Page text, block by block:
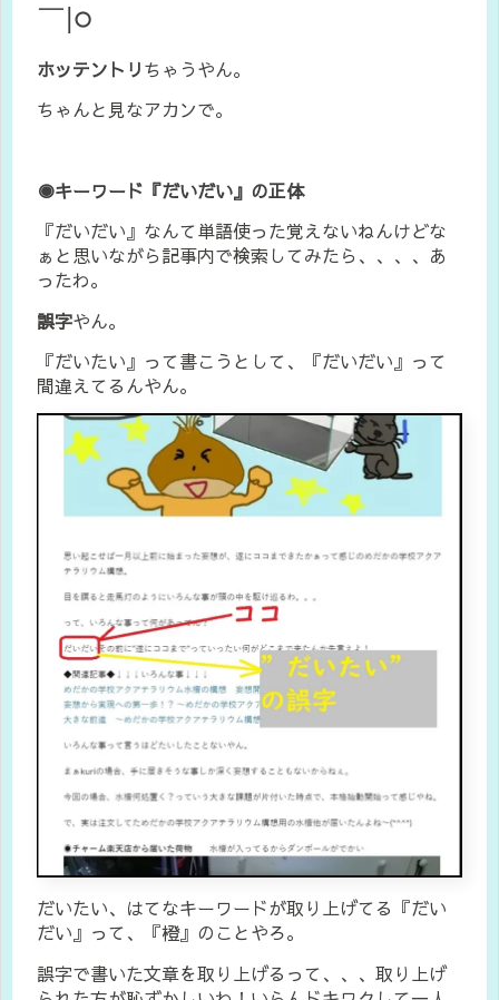
￣|○
ホッテントリちゃうやん。
ちゃんと見なアカンで。
◉キーワード『だいだい』の正体
『だいだい』なんて単語使った覚えないねんけどな
ぁと思いながら記事内で検索してみたら、、、、あ
ったわ。
誤字やん。
『だいたい』って書こうとして、『だいだい』って
間違えてるんやん。
だいたい、はてなキーワードが取り上げてる『だい
だい』って、『橙』のことやろ。
誤字で書いた文章を取り上げるって、、、取り上げ